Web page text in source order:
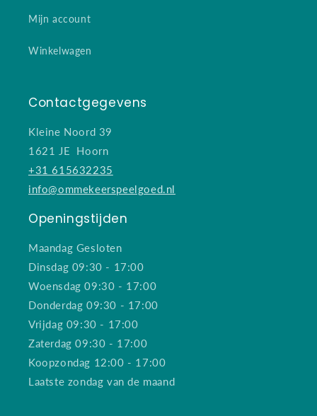
Mijn account
Winkelwagen
Contactgegevens
Kleine Noord 39
1621 JE Hoorn
+31 615632235
info@ommekeerspeelgoed.nl
Openingstijden
Maandag Gesloten
Dinsdag 09:30 - 17:00
Woensdag 09:30 - 17:00
Donderdag 09:30 - 17:00
Vrijdag 09:30 - 17:00
Zaterdag 09:30 - 17:00
Koopzondag 12:00 - 17:00
Laatste zondag van de maand